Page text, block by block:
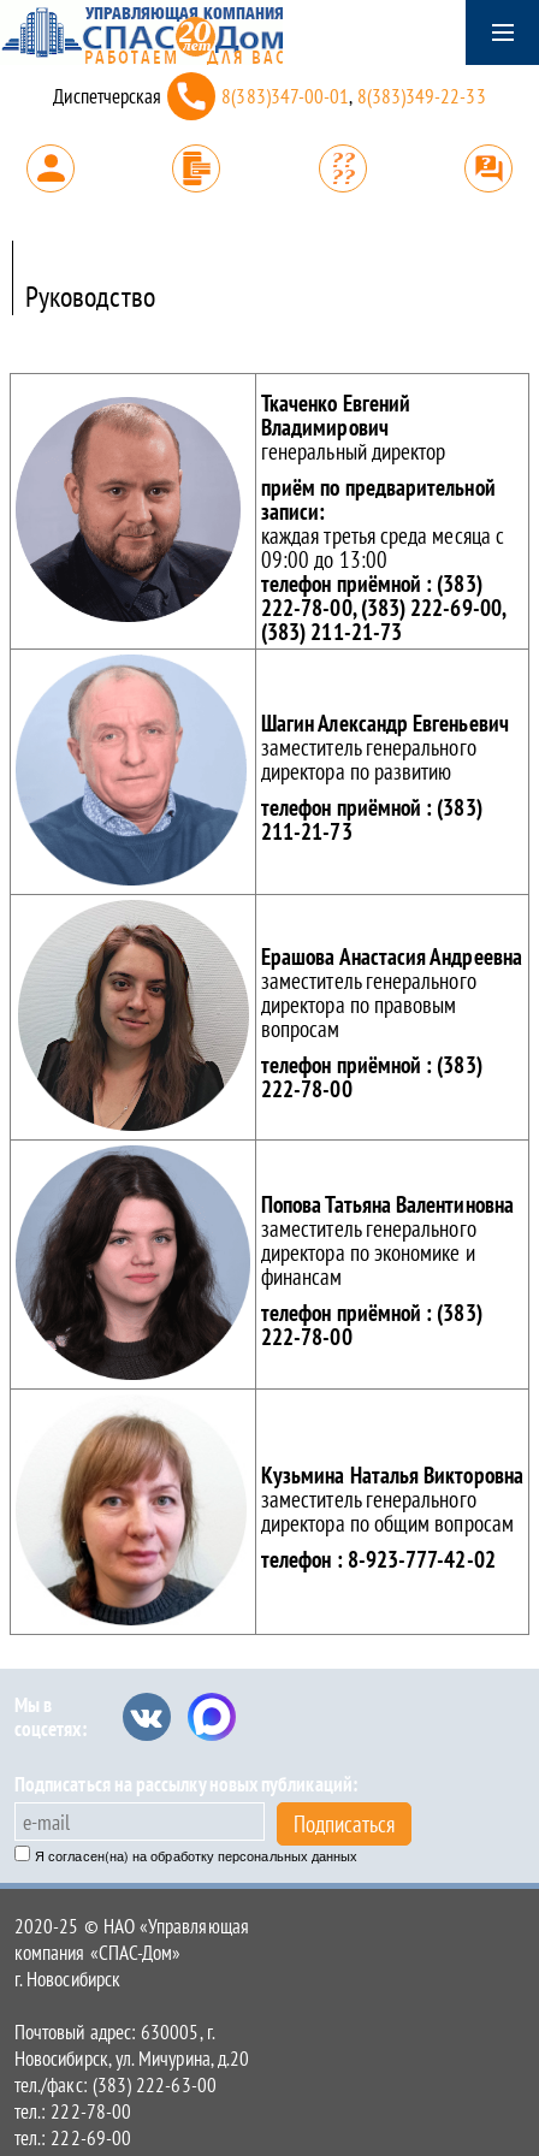
Диспетчерская 8(383)347-00-01, 8(383)349-22-33
Руководство
Ткаченко Евгений
Владимирович
генеральный директор
приём по предварительной
записи:
каждая третья среда месяца с
09:00 до 13:00
телефон приёмной : (383)
222-78-00, (383) 222-69-00,
(383) 211-21-73
Шагин Александр Евгеньевич
заместитель генерального
директора по развитию
телефон приёмной : (383)
211-21-73
Ерашова Анастасия Андреевна
заместитель генерального
директора по правовым
вопросам
телефон приёмной : (383)
222-78-00
Попова Татьяна Валентиновна
заместитель генерального
директора по экономике и
финансам
телефон приёмной : (383)
222-78-00
Кузьмина Наталья Викторовна
заместитель генерального
директора по общим вопросам
телефон : 8-923-777-42-02
Мы в
соцсетях:
Подписаться на рассылку новых публикаций:
Подписаться
Я согласен(на) на обработку персональных данных
2020-25 © НАО «Управляющая
компания «СПАС-Дом»
г. Новосибирск
Почтовый адрес: 630005, г.
Новосибирск, ул. Мичурина, д.20
тел./факс: (383) 222-63-00
тел.: 222-78-00
тел.: 222-69-00